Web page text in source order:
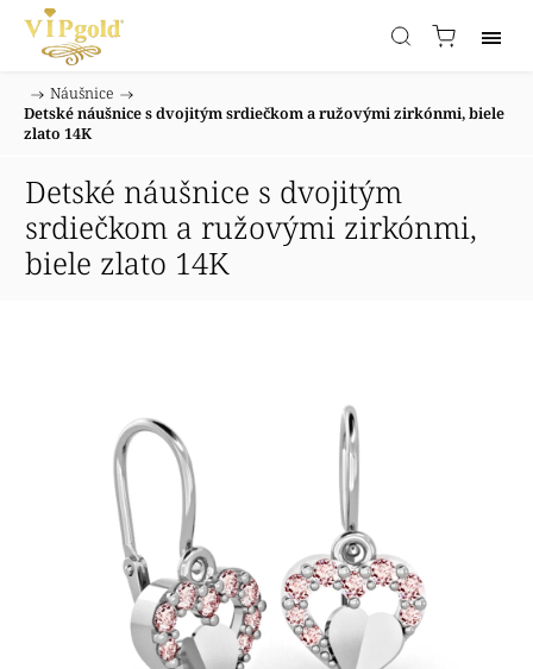
Domov
/ Náušnice /
Detské náušnice s dvojitým srdiečkom a ružovými zirkónmi, biele
zlato 14K
Detské náušnice s dvojitým
srdiečkom a ružovými zirkónmi,
biele zlato 14K